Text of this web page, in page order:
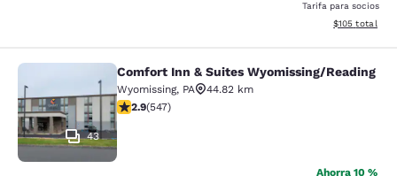
Tarifa para socios
Ver detalles
$105 total
Comfort Inn & Suites Wyomissing/
43
Comfort Inn & Suites Wyomissing/Reading
Wyomissing, PA
44.82 km
calificación de 2.91 estrellas. Feria. 547 reseñas
2.9(547)
Ahorra 10 %